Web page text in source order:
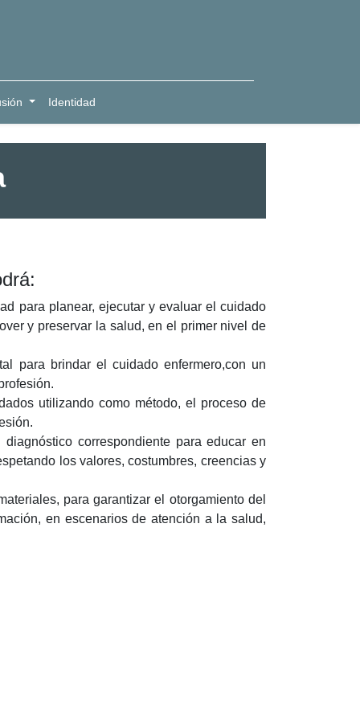
Identidad
para planear, ejecutar y evaluar el cuidado
y preservar la salud, en el primer nivel de
para brindar el cuidado enfermero,con un
utilizando como método, el proceso de
correspondiente para educar en
los valores, costumbres, creencias y
para garantizar el otorgamiento del
en escenarios de atención a la salud,